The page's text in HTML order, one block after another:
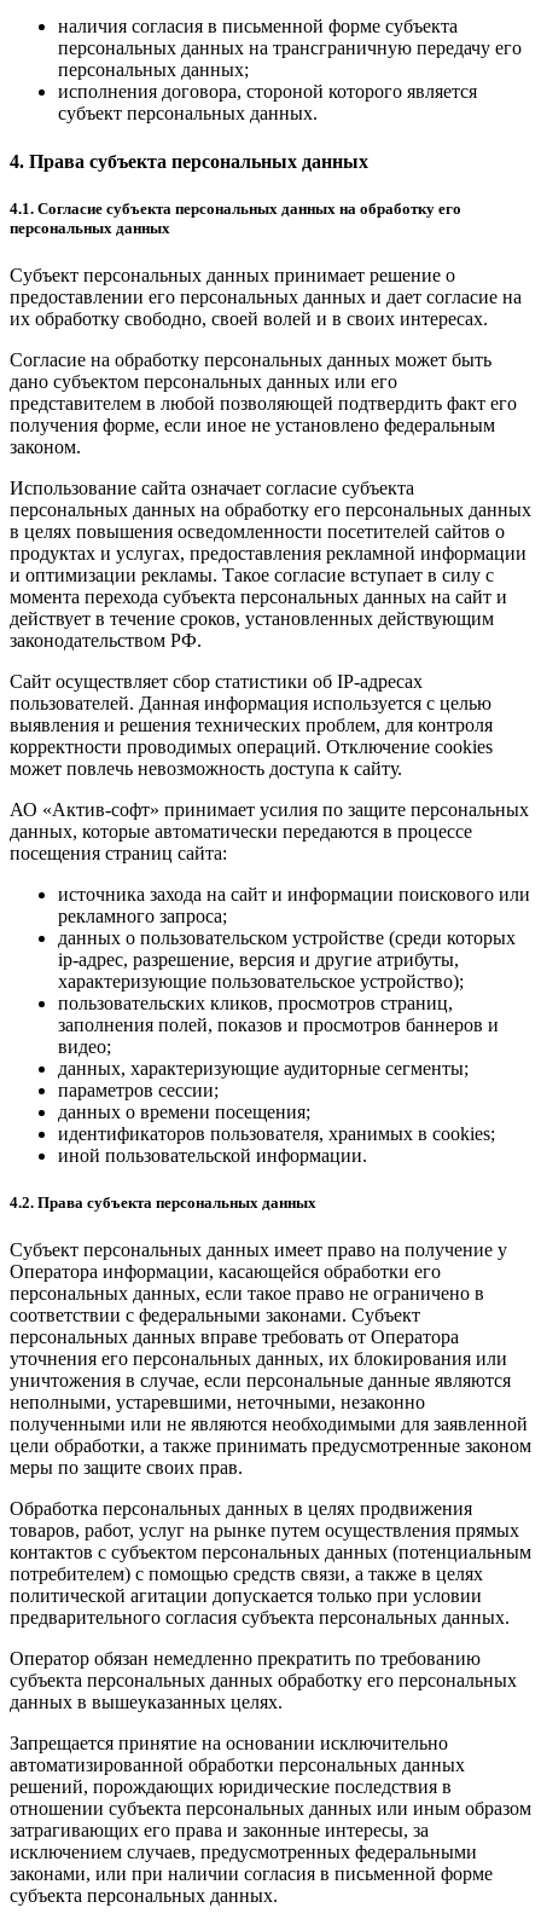
наличия согласия в письменной форме субъекта
персональных данных на трансграничную передачу его
персональных данных;
исполнения договора, стороной которого является
субъект персональных данных.
4. Права субъекта персональных данных
4.1. Согласие субъекта персональных данных на обработку его
персональных данных
Субъект персональных данных принимает решение о
предоставлении его персональных данных и дает согласие на
их обработку свободно, своей волей и в своих интересах.
Согласие на обработку персональных данных может быть
дано субъектом персональных данных или его
представителем в любой позволяющей подтвердить факт его
получения форме, если иное не установлено федеральным
законом.
Использование сайта означает согласие субъекта
персональных данных на обработку его персональных данных
в целях повышения осведомленности посетителей сайтов о
продуктах и услугах, предоставления рекламной информации
и оптимизации рекламы. Такое согласие вступает в силу с
момента перехода субъекта персональных данных на сайт и
действует в течение сроков, установленных действующим
законодательством РФ.
Сайт осуществляет сбор статистики об IP-адресах
пользователей. Данная информация используется с целью
выявления и решения технических проблем, для контроля
корректности проводимых операций. Отключение cookies
может повлечь невозможность доступа к сайту.
АО «Актив-софт» принимает усилия по защите персональных
данных, которые автоматически передаются в процессе
посещения страниц сайта:
источника захода на сайт и информации поискового или
рекламного запроса;
данных о пользовательском устройстве (среди которых
ip-адрес, разрешение, версия и другие атрибуты,
характеризующие пользовательское устройство);
пользовательских кликов, просмотров страниц,
заполнения полей, показов и просмотров баннеров и
видео;
данных, характеризующие аудиторные сегменты;
параметров сессии;
данных о времени посещения;
идентификаторов пользователя, хранимых в cookies;
иной пользовательской информации.
4.2. Права субъекта персональных данных
Субъект персональных данных имеет право на получение у
Оператора информации, касающейся обработки его
персональных данных, если такое право не ограничено в
соответствии с федеральными законами. Субъект
персональных данных вправе требовать от Оператора
уточнения его персональных данных, их блокирования или
уничтожения в случае, если персональные данные являются
неполными, устаревшими, неточными, незаконно
полученными или не являются необходимыми для заявленной
цели обработки, а также принимать предусмотренные законом
меры по защите своих прав.
Обработка персональных данных в целях продвижения
товаров, работ, услуг на рынке путем осуществления прямых
контактов с субъектом персональных данных (потенциальным
потребителем) с помощью средств связи, а также в целях
политической агитации допускается только при условии
предварительного согласия субъекта персональных данных.
Оператор обязан немедленно прекратить по требованию
субъекта персональных данных обработку его персональных
данных в вышеуказанных целях.
Запрещается принятие на основании исключительно
автоматизированной обработки персональных данных
решений, порождающих юридические последствия в
отношении субъекта персональных данных или иным образом
затрагивающих его права и законные интересы, за
исключением случаев, предусмотренных федеральными
законами, или при наличии согласия в письменной форме
субъекта персональных данных.